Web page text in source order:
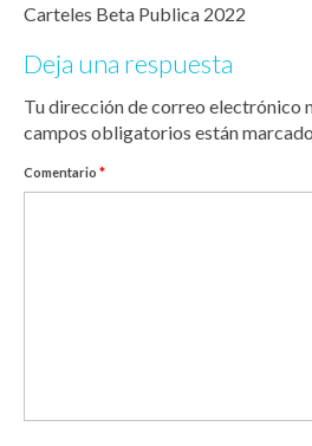
Carteles Beta Publica 2022
Deja una respuesta
Tu dirección de correo electrónico
campos obligatorios están
Comentario *